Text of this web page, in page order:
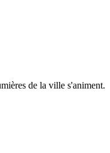
de la ville s'animent.